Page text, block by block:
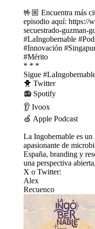
🤟🏼 Encuentra más
episodio aquí: https://
secuestrado-guzman-
#LaIngobernable
#Innovación
#Mérito
* * *
Sigue
🐥 ⁠⁠⁠⁠⁠⁠⁠⁠⁠Twitter⁠⁠⁠⁠⁠⁠⁠⁠⁠
📻 ⁠⁠⁠⁠⁠⁠⁠⁠⁠Spotify⁠⁠⁠⁠⁠⁠⁠⁠⁠
👂 ⁠⁠⁠⁠⁠⁠⁠⁠⁠Ivoox⁠⁠⁠⁠⁠⁠⁠⁠⁠
🍏 ⁠⁠⁠⁠⁠⁠⁠⁠⁠Apple Podcast⁠⁠⁠⁠⁠⁠⁠⁠⁠
La Ingobernable es
apasionante de
España, branding y
una perspectiva
X o Twitter:
⁠⁠⁠⁠⁠⁠⁠⁠⁠Alex⁠⁠⁠⁠⁠⁠⁠⁠⁠
⁠⁠⁠⁠⁠⁠⁠⁠⁠Recuenco⁠⁠